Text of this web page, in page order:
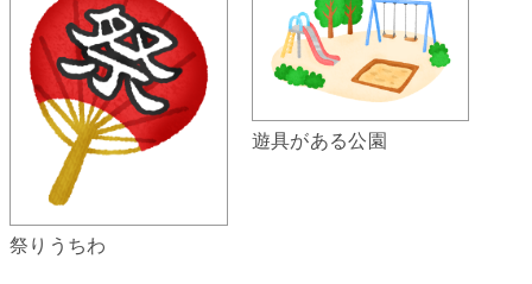
祭りうちわ
遊具がある公園